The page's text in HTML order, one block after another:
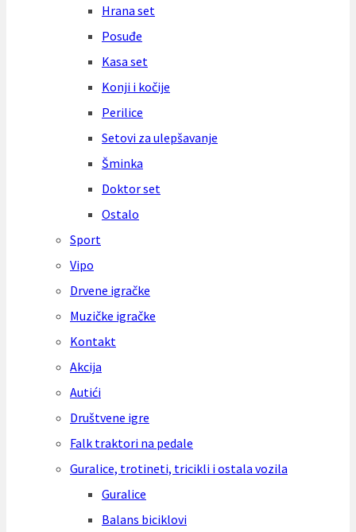
Hrana set
Posuđe
Kasa set
Konji i kočije
Perilice
Setovi za ulepšavanje
Šminka
Doktor set
Ostalo
Sport
Vipo
Drvene igračke
Muzičke igračke
Kontakt
Akcija
Autići
Društvene igre
Falk traktori na pedale
Guralice, trotineti, tricikli i ostala vozila
Guralice
Balans biciklovi